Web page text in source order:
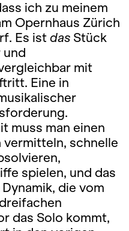
ich zu meinem
Opernhaus Zürich
Es ist das Stück
und
mit
Eine in
muss man einen
vermitteln, schnelle
spielen, und das
Dynamik, die vom
das Solo kommt,